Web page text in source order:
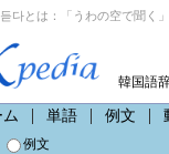
다とは：「うわの空で聞く
韓国語
単語 例文
例文